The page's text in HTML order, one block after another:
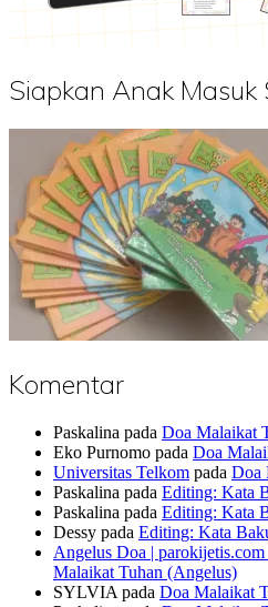
Siapkan Anak Masuk
Komentar
Paskalina pada Doa Malaikat
Eko Purnomo pada Doa
Universitas Telkom pada Doa
Paskalina pada Editing: Kata
Paskalina pada Editing: Kata
Dessy pada Editing: Kata
Angelus Doa |
Malaikat Tuhan (Angelus)
SYLVIA pada Doa Malaikat